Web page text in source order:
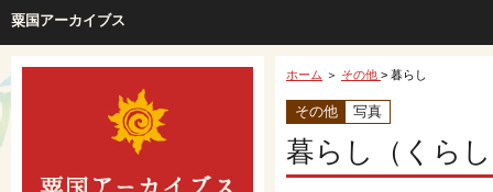
粟国アーカイブス
ホーム ＞ その他 > 暮らし
その他 写真
暮らし（くら